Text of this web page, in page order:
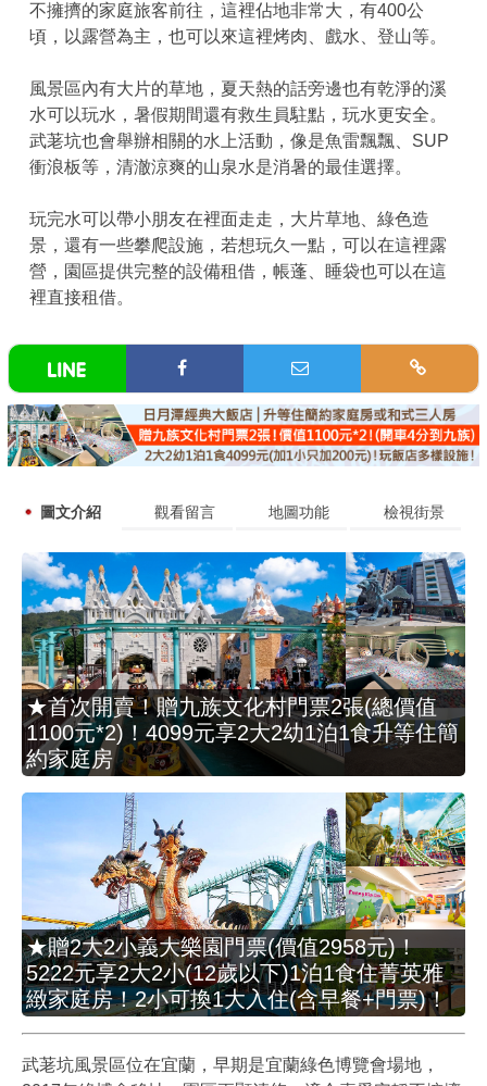
不擁擠的家庭旅客前往，這裡佔地非常大，有400公
頃，以露營為主，也可以來這裡烤肉、戲水、登山等。
風景區內有大片的草地，夏天熱的話旁邊也有乾淨的溪
水可以玩水，暑假期間還有救生員駐點，玩水更安全。
武荖坑也會舉辦相關的水上活動，像是魚雷飄飄、SUP
衝浪板等，清澈涼爽的山泉水是消暑的最佳選擇。
玩完水可以帶小朋友在裡面走走，大片草地、綠色造
景，還有一些攀爬設施，若想玩久一點，可以在這裡露
營，園區提供完整的設備租借，帳蓬、睡袋也可以在這
裡直接租借。
圖文介紹 觀看留言 地圖功能 檢視街景
★首次開賣！贈九族文化村門票2張(總價值
1100元*2)！4099元享2大2幼1泊1食升等住簡
約家庭房
★贈2大2小義大樂園門票(價值2958元)！
5222元享2大2小(12歲以下)1泊1食住菁英雅
緻家庭房！2小可換1大入住(含早餐+門票)！
武荖坑風景區位在宜蘭，早期是宜蘭綠色博覽會場地，